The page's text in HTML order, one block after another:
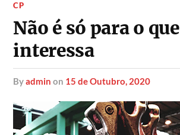
CP
Não é só para o que
interessa
byadmin on 15 de Outubro, 2020